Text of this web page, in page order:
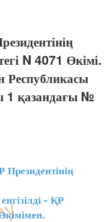
N 4071 Өкімі.
1 қазандағы №
- ҚР